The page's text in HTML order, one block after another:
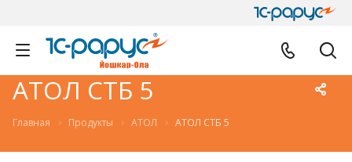
АТОЛ СТБ 5
Главная Продукты АТОЛ АТОЛ СТБ 5